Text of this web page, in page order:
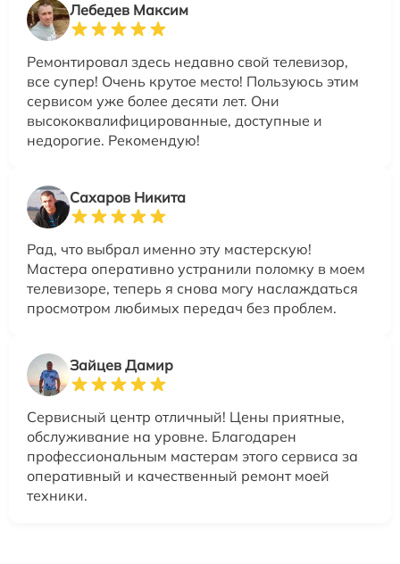
Лебедев Максим
Ремонтировал здесь недавно свой телевизор,
все супер! Очень крутое место! Пользуюсь этим
сервисом уже более десяти лет. Они
высококвалифицированные, доступные и
недорогие. Рекомендую!
Сахаров Никита
Рад, что выбрал именно эту мастерскую!
Мастера оперативно устранили поломку в моем
телевизоре, теперь я снова могу наслаждаться
просмотром любимых передач без проблем.
Зайцев Дамир
Сервисный центр отличный! Цены приятные,
обслуживание на уровне. Благодарен
профессиональным мастерам этого сервиса за
оперативный и качественный ремонт моей
техники.